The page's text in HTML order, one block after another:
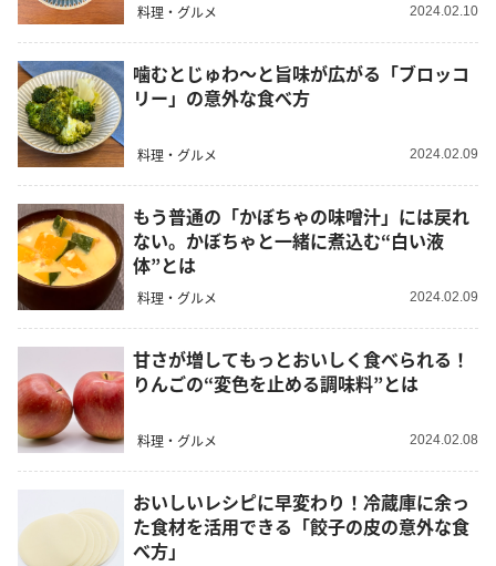
料理・グルメ 2024.02.10
噛むとじゅわ～と旨味が広がる「ブロッコ
リー」の意外な食べ方
料理・グルメ 2024.02.09
もう普通の「かぼちゃの味噌汁」には戻れ
ない。かぼちゃと一緒に煮込む“白い液
体”とは
料理・グルメ 2024.02.09
甘さが増してもっとおいしく食べられる！
りんごの“変色を止める調味料”とは
料理・グルメ 2024.02.08
おいしいレシピに早変わり！冷蔵庫に余っ
た食材を活用できる「餃子の皮の意外な食
べ方」